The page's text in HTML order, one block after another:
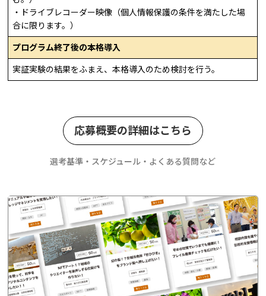
・ドライブレコーダー映像（個人情報保護の条件を満たした場
合に限ります。）
プログラム終了後の本格導入
実証実験の結果をふまえ、本格導入のため検討を行う。
応募概要の詳細はこちら
選考基準・スケジュール・よくある質問など